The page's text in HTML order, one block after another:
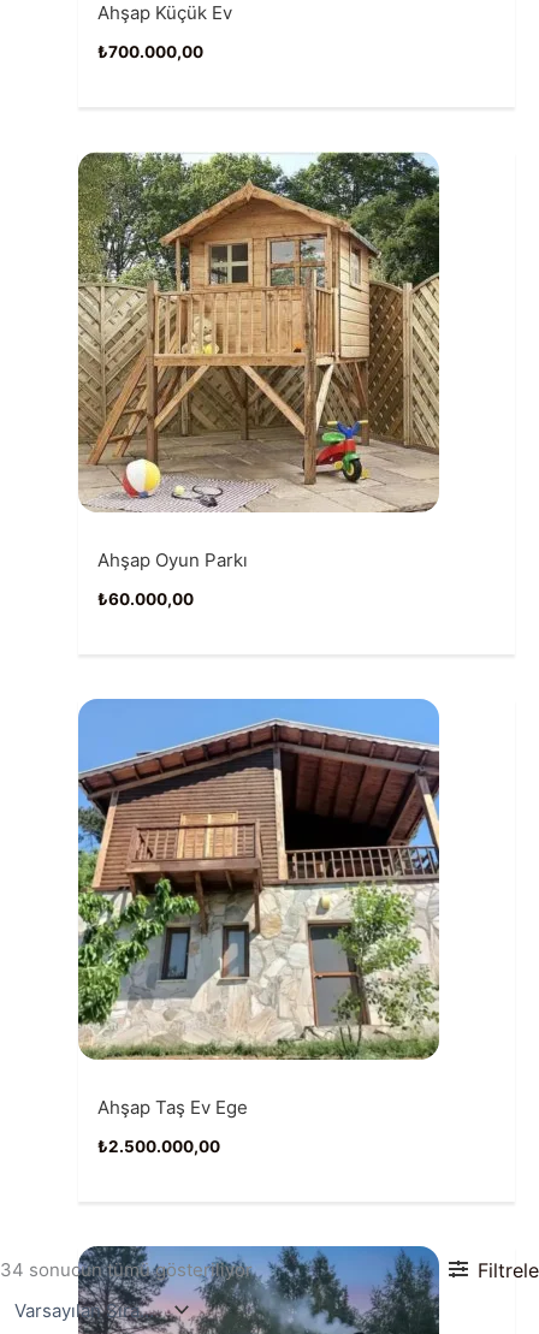
34 sonucun tümü gösteriliyor Filtrele
Ahşap Küçük Ev
₺700.000,00
Ahşap Oyun Parkı
₺60.000,00
Ahşap Taş Ev Ege
₺2.500.000,00